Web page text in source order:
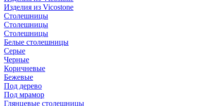
Изделия из Vicostone
Столешницы
Столешницы
Столешницы
Белые столешницы
Серые
Черные
Коричневые
Бежевые
Под дерево
Под мрамор
Глянцевые столешницы